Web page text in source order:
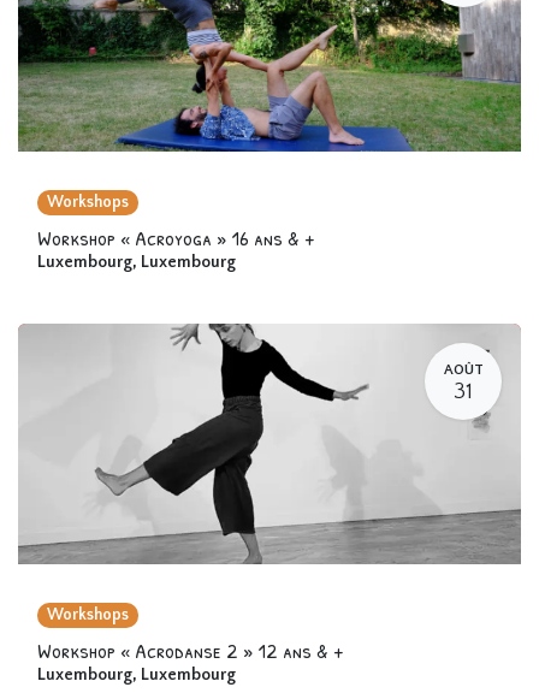
Workshops
Workshop « Acroyoga » 16 ans & +
Luxembourg, Luxembourg
AOÛT
31
Workshops
Workshop « Acrodanse 2 » 12 ans & +
Luxembourg, Luxembourg